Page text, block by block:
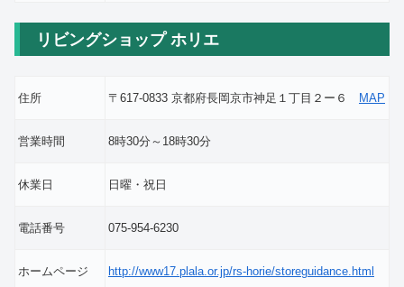
リビングショップ ホリエ
住所 〒617-0833 京都府長岡京市神足１丁目２ー６ MAP
営業時間 8時30分～18時30分
休業日 日曜・祝日
電話番号 075-954-6230
ホームページ http://www17.plala.or.jp/rs-horie/storeguidance.html